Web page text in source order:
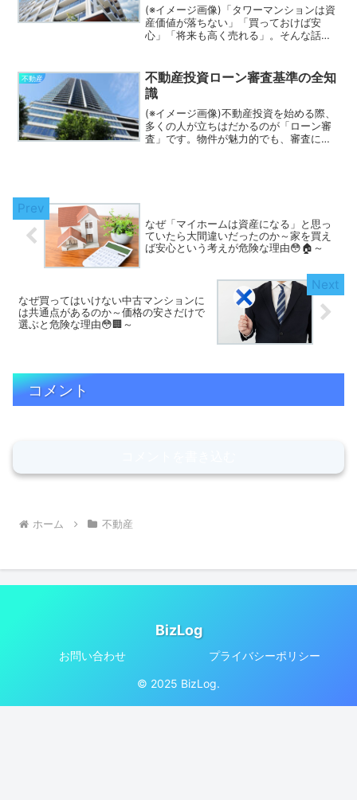
(※イメージ画像)「タワーマンションは資
産価値が落ちない」「買っておけば安
心」「将来も高く売れる」。そんな話を
ンは高い資産価値を維持している物件も
少なくありません。しかし...
不動産
不動産投資ローン審査基準の全知
識
(※イメージ画像)不動産投資を始める際、
多くの人が立ちはだかるのが「ローン審
査」です。物件が魅力的でも、審査に通
なぜ「マイホームは資産になる」と思っ
ていたら大間違いだったのか～家を買え
ば安心という考えが危険な理由😳🏠～
なぜ買ってはいけない中古マンションに
は共通点があるのか～価格の安さだけで
選ぶと危険な理由😳🏢～
コメント
ホーム 不動産
BizLog
お問い合わせ プライバシーポリシー
© 2025 BizLog.